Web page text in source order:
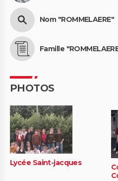
Nom "ROMMELAERE"
Famille
PHOTOS
Lycée Saint-jacques